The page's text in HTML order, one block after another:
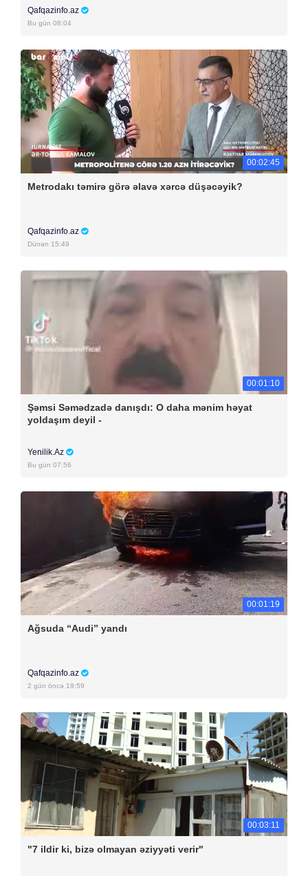
Qafqazinfo.az
Bu gün 08:04
00:02:45
Metrodakı təmirə görə əlavə xərcə düşəcəyik?
Qafqazinfo.az
Dünən 15:49
00:01:10
Şəmsi Səmədzadə danışdı: O daha mənim həyat
yoldaşım deyil -
Yenilik.Az
Bu gün 07:56
00:01:19
Ağsuda “Audi” yandı
Qafqazinfo.az
2 gün öncə 19:59
00:03:11
"7 ildir ki, bizə olmayan əziyyəti verir"